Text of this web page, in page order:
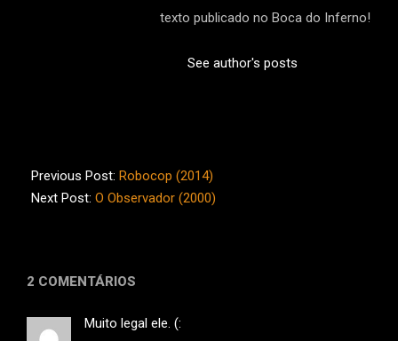
texto publicado no Boca do Inferno!
See author's posts
03-
03
Previous Post: Robocop (2014)
Next Post: O Observador (2000)
2 COMENTÁRIOS
Muito legal ele. (: